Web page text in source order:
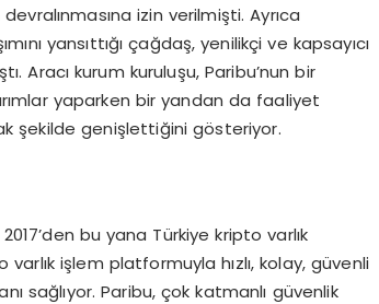
izin verilmişti. Ayrıca
yansıttığı çağdaş, yenilikçi ve kapsayıcı
Aracı kurum kuruluşu, Paribu’nun bir
yaparken bir yandan da faaliyet
şekilde genişlettiğini gösteriyor.
bu yana Türkiye kripto varlık
işlem platformuyla hızlı, kolay, güvenli
sağlıyor. Paribu, çok katmanlı güvenlik